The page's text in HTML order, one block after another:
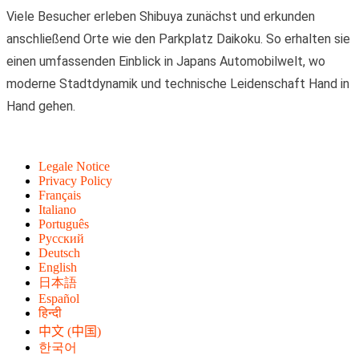
Viele Besucher erleben Shibuya zunächst und erkunden
anschließend Orte wie den Parkplatz Daikoku. So erhalten sie
einen umfassenden Einblick in Japans Automobilwelt, wo
moderne Stadtdynamik und technische Leidenschaft Hand in
Hand gehen.
Legale Notice
Privacy Policy
Français
Italiano
Português
Русский
Deutsch
English
日本語
Español
हिन्दी
中文 (中国)
한국어